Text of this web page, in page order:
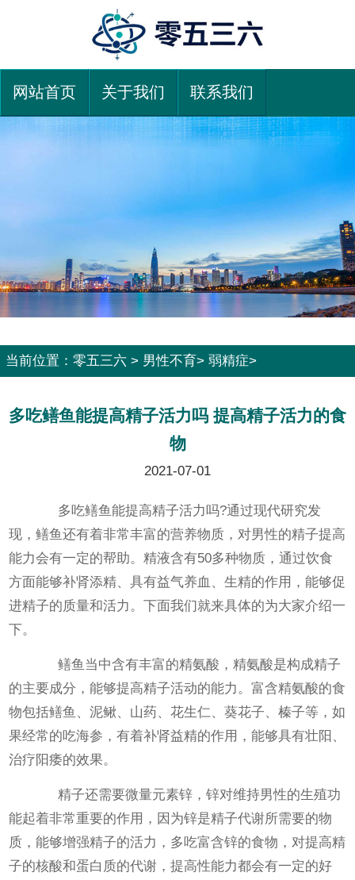
网站首页 关于我们 联系我们
当前位置： 零五三六 > 男性不育> 弱精症>
多吃鳝鱼能提高精子活力吗 提高精子活力的食
物
2021-07-01
多吃鳝鱼能提高精子活力吗?通过现代研究发
现，鳝鱼还有着非常丰富的营养物质，对男性的精子提高
能力会有一定的帮助。精液含有50多种物质，通过饮食
方面能够补肾添精、具有益气养血、生精的作用，能够促
进精子的质量和活力。下面我们就来具体的为大家介绍一
下。
鳝鱼当中含有丰富的精氨酸，精氨酸是构成精子
的主要成分，能够提高精子活动的能力。富含精氨酸的食
物包括鳝鱼、泥鳅、山药、花生仁、葵花子、榛子等，如
果经常的吃海参，有着补肾益精的作用，能够具有壮阳、
治疗阳痿的效果。
精子还需要微量元素锌，锌对维持男性的生殖功
能起着非常重要的作用，因为锌是精子代谢所需要的物
质，能够增强精子的活力，多吃富含锌的食物，对提高精
子的核酸和蛋白质的代谢，提高性能力都会有一定的好